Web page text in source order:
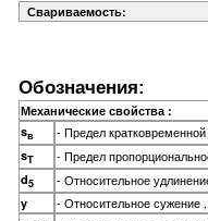
Свариваемость:
Обозначения:
Механические свойства :
sв - Предел
sT - Предел
d5 - Относительное
y - Относительное сужение